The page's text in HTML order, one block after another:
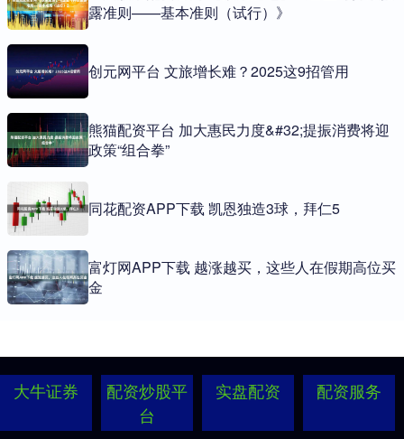
露准则——基本准则（试行）》
创元网平台 文旅增长难？2025这9招管用
熊猫配资平台 加大惠民力度&#32;提振消费将迎
政策“组合拳”
同花配资APP下载 凯恩独造3球，拜仁5
富灯网APP下载 越涨越买，这些人在假期高位买
金
大牛证券
配资炒股平
台
实盘配资 配资服务